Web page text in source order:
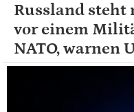
Russland steht
vor einem
NATO, warnen